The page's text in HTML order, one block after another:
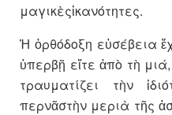
μαγικὲςἱκανότητες.
Ἡ ὀρθόδοξη εὐσέβεια
ὑπερβῇ εἴτε ἀπὸ τὴ
τραυματίζει τὴν
περνᾶστὴν μεριὰ τῆς